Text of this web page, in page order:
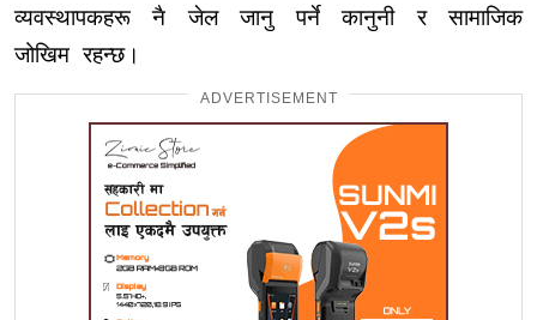
व्यवस्थापकहरू नै जेल जानु पर्ने कानुनी र सामाजिक
जोखिम रहन्छ।
ADVERTISEMENT